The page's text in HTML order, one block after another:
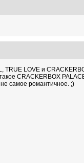
LOVE и
CRACKERBOX
самое романтичное. ;)